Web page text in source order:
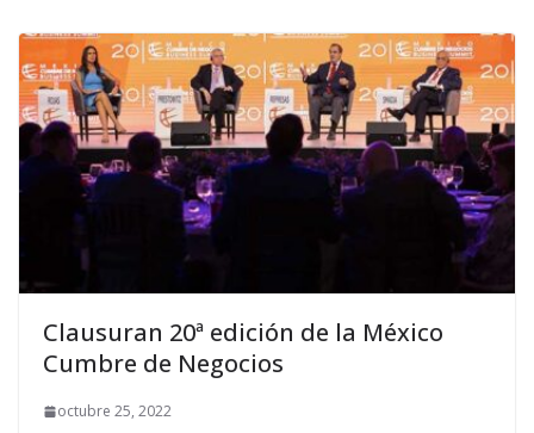
Clausuran 20ª edición de la México
Cumbre de Negocios
octubre 25, 2022